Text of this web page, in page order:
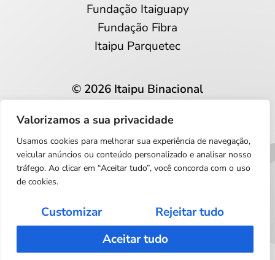
Valorizamos a sua privacidade
Usamos cookies para melhorar sua experiência de navegação,
veicular anúncios ou conteúdo personalizado e analisar nosso
tráfego. Ao clicar em “Aceitar tudo”, você concorda com o uso
de cookies.
Customizar
Rejeitar tudo
Aceitar tudo
Fundação Itaiguapy
Fundação Fibra
Itaipu Parquetec
© 2026 Itaipu Binacional
Privacidade e proteção de dados
Português